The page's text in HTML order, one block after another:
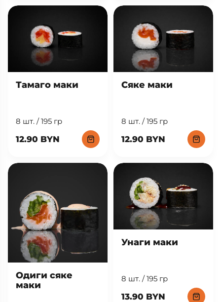
Тамаго маки
8 шт. / 195 гр
12.90 BYN
Сяке маки
8 шт. / 195 гр
12.90 BYN
Одиги сяке
маки
Унаги маки
8 шт. / 195 гр
13.90 BYN